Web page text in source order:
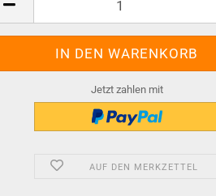
Jetzt zahlen mit
AUF DEN MERKZETTEL